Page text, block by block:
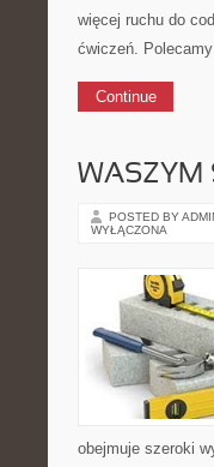
więcej ruchu do
ćwiczeń.
Continue
WASZYM
POSTED BY
WYŁĄCZONA
obejmuje szeroki